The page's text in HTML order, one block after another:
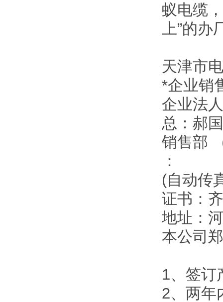
蚁电缆
上”的
天津市
*企业销
企业法
总：郝
销售部
：
(自动传
证书：
地址：
本公司
1、签订
2、两年